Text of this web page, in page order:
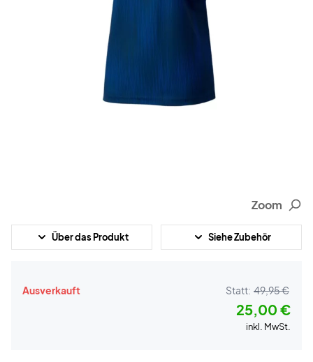
Zoom
Über das Produkt Siehe Zubehör
Ausverkauft Statt: 49,95 €
25,00 €
inkl. MwSt.